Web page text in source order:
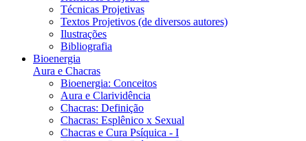
Técnicas Projetivas
Textos Projetivos (de diversos autores)
Ilustrações
Bibliografia
Bioenergia
Aura e Chacras
Bioenergia: Conceitos
Aura e Clarividência
Chacras: Definição
Chacras: Esplênico x Sexual
Chacras e Cura Psíquica - I